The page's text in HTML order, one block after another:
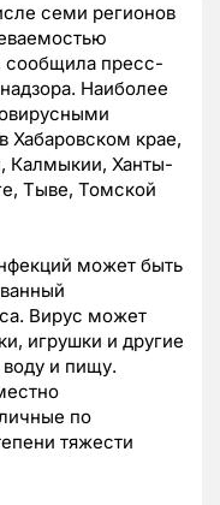
семи регионов
сообщила пресс-
Наиболее
Хабаровском крае,
Калмыкии, Ханты-
Тыве, Томской
может быть
Вирус может
игрушки и другие
и пищу.
по
тяжести